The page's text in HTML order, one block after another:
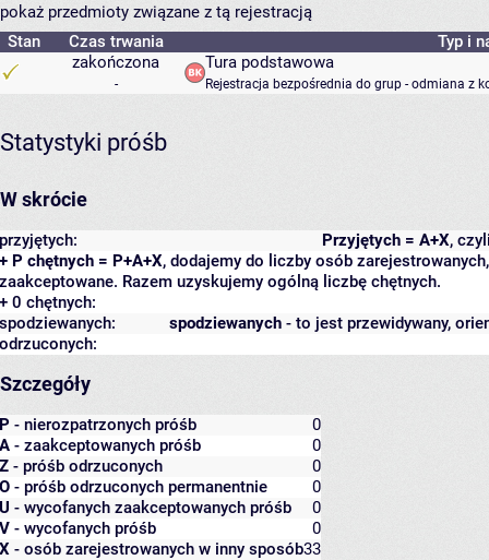
pokaż przedmioty związane z tą rejestracją
Stan
Czas trwania
Typ i
zakończona
-
Tura podstawowa
Rejestracja bezpośrednia do grup - odmiana z
Statystyki próśb
W skrócie
Przyjętych = A+X,
przyjętych:
+ P chętnych = P+A+X, dodajemy do liczby osób
zaakceptowane. Razem uzyskujemy ogólną liczbę chętnych.
+ 0 chętnych:
spodziewanych - to jest przewidywany,
spodziewanych:
odrzuconych:
Szczegóły
P - nierozpatrzonych próśb
0
A - zaakceptowanych próśb
0
Z - próśb odrzuconych
0
O - próśb odrzuconych permanentnie
0
U - wycofanych zaakceptowanych próśb
0
V - wycofanych próśb
0
X - osób zarejestrowanych w inny sposób33